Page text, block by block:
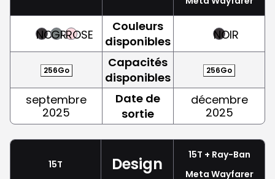
NOIRGRISROSE
Couleurs
disponibles
NOIR
256Go
Capacités
disponibles
256Go
septembre
2025
Date de
sortie
décembre
2025
15T Design
15T + Ray-Ban
Meta Wayfarer